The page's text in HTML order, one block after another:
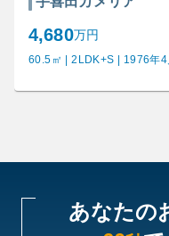
4,680万円
60.5㎡ | 2LDK+S | 1976年4
あなたの